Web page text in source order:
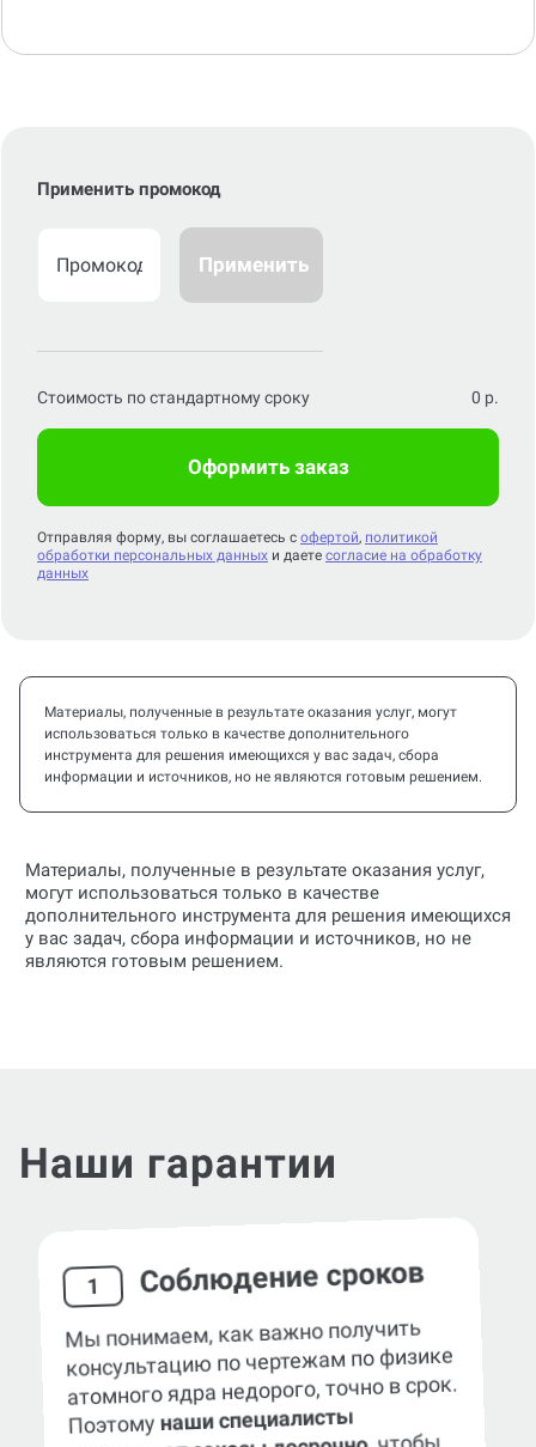
Применить промокод
Применить
Стоимость по стандартному сроку 0 р.
Оформить заказ
Отправляя форму, вы соглашаетесь с офертой, политикой
обработки персональных данных и даете согласие на обработку
данных
Материалы, полученные в результате оказания услуг, могут
использоваться только в качестве дополнительного
инструмента для решения имеющихся у вас задач, сбора
информации и источников, но не являются готовым решением.
Материалы, полученные в результате оказания услуг,
могут использоваться только в качестве
дополнительного инструмента для решения имеющихся
у вас задач, сбора информации и источников, но не
являются готовым решением.
Наши гарантии
1 Соблюдение сроков
Мы понимаем, как важно получить
консультацию по чертежам по физике
атомного ядра недорого, точно в срок.
Поэтомунаши специалисты